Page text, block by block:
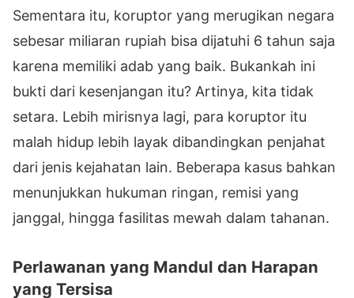
Sementara itu, koruptor yang merugikan negara
sebesar miliaran rupiah bisa dijatuhi 6 tahun saja
karena memiliki adab yang baik. Bukankah ini
bukti dari kesenjangan itu? Artinya, kita tidak
setara. Lebih mirisnya lagi, para koruptor itu
malah hidup lebih layak dibandingkan penjahat
dari jenis kejahatan lain. Beberapa kasus bahkan
menunjukkan hukuman ringan, remisi yang
janggal, hingga fasilitas mewah dalam tahanan.
Perlawanan yang Mandul dan Harapan
yang Tersisa